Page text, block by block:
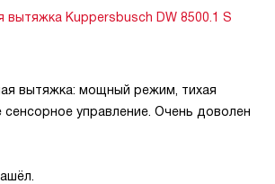
вытяжка Kuppersbusch DW 8500.1 S
вытяжка: мощный режим, тихая
управление. Очень доволен